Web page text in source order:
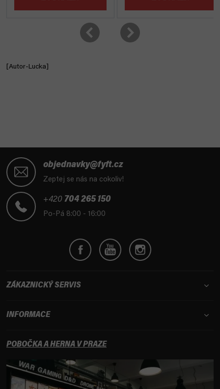
[Autor-Lucka]
objednavky@fyft.cz
Zeptej se nás na cokoliv!
+420 704 265 150
Po-Pá 8:00 - 16:00
ZÁKAZNICKÝ SERVIS
INFORMACE
POBOČKA A HERNA V PRAZE